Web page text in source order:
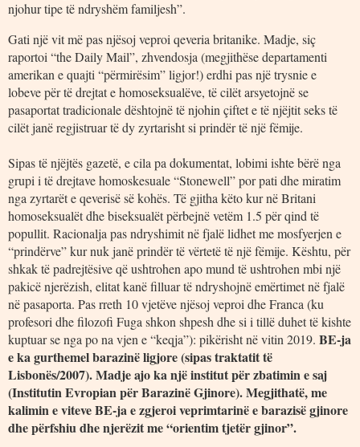
njohur tipe të ndryshëm familjesh”.
Gati një vit më pas njësoj veproi qeveria britanike. Madje, siç
raportoi “the Daily Mail”, zhvendosja (megjithëse departamenti
amerikan e quajti “përmirësim” ligjor!) erdhi pas një trysnie e
lobeve për të drejtat e homoseksualëve, të cilët arsyetojnë se
pasaportat tradicionale dështojnë të njohin çiftet e të njëjtit seks të
cilët janë regjistruar të dy zyrtarisht si prindër të një fëmije.
Sipas të njëjtës gazetë, e cila pa dokumentat, lobimi ishte bërë nga
grupi i të drejtave homoskesuale “Stonewell” por pati dhe miratim
nga zyrtarët e qeverisë së kohës. Të gjitha këto kur në Britani
homoseksualët dhe biseksualët përbejnë vetëm 1.5 për qind të
popullit. Racionalja pas ndryshimit në fjalë lidhet me mosfyerjen e
“prindërve” kur nuk janë prindër të vërtetë të një fëmije. Kështu, për
shkak të padrejtësive që ushtrohen apo mund të ushtrohen mbi një
pakicë njerëzish, elitat kanë filluar të ndryshojnë emërtimet në fjalë
në pasaporta. Pas rreth 10 vjetëve njësoj veproi dhe Franca (ku
profesori dhe filozofi Fuga shkon shpesh dhe si i tillë duhet të kishte
kuptuar se nga po na vjen e “keqja”): pikërisht në vitin 2019. BE-ja
e ka gurthemel barazinë ligjore (sipas traktatit të
Lisbonës/2007). Madje ajo ka një institut për zbatimin e saj
(Institutin Evropian për Barazinë Gjinore). Megjithatë, me
kalimin e viteve BE-ja e zgjeroi veprimtarinë e barazisë gjinore
dhe përfshiu dhe njerëzit me “orientim tjetër gjinor”.